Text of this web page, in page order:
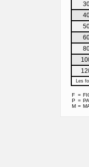
Les
F =
P =
M =